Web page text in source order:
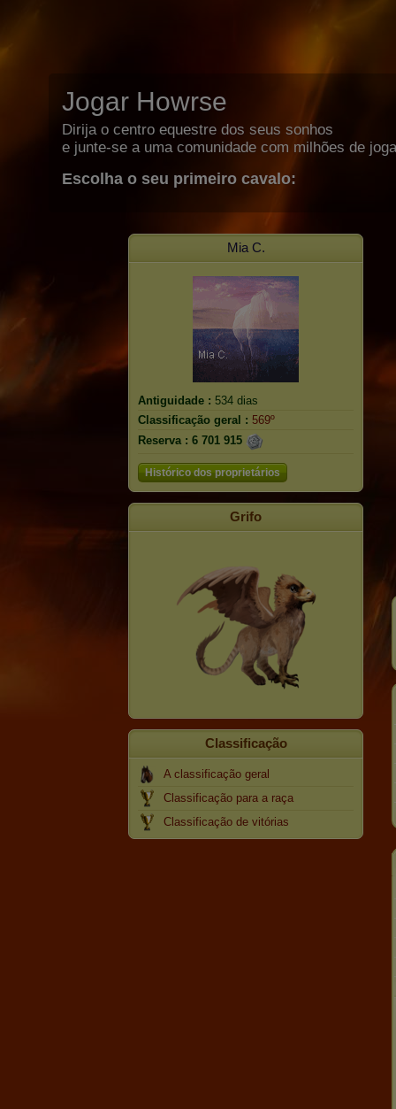
Jogar Howrse
Dirija o centro equestre dos seus sonhos
e junte-se a uma comunidade com milhões de
Escolha o seu primeiro cavalo:
Mia C.
Antiguidade : 534 dias
Classificação geral : 569º
Reserva : 6 701 915
Histórico dos proprietários
Grifo
Classificação
A classificação geral
Classificação para a raça
Classificação de vitórias